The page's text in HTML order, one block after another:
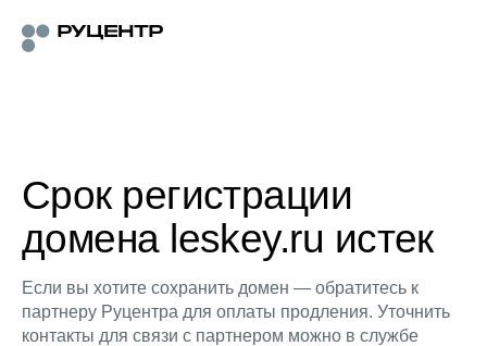
Срок регистрации
домена leskey.ru истек
Если вы хотите сохранить домен — обратитесь к
партнеру Руцентра для оплаты продления. Уточнить
контакты для связи с партнером можно в службе